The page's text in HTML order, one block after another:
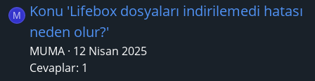
M
Konu 'Lifebox dosyaları indirilemedi hatası
neden olur?'
MUMA 12 Nisan 2025
Cevaplar: 1